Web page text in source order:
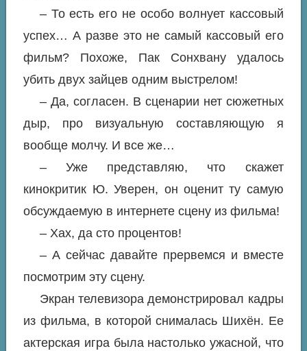
– То есть его не особо волнует кассовый
успех… А разве это не самый кассовый его
фильм? Похоже, Пак Сонхвану удалось
убить двух зайцев одним выстрелом!
– Да, согласен. В сценарии нет сюжетных
дыр, про визуальную составляющую я
вообще молчу. И все же…
– Уже представляю, что скажет
кинокритик Ю. Уверен, он оценит ту самую
обсуждаемую в интернете сцену из фильма!
– Хах, да сто процентов!
– А сейчас давайте прервемся и вместе
посмотрим эту сцену.
Экран телевизора демонстрировал кадры
из фильма, в которой снималась Шихён. Ее
актерская игра была настолько ужасной, что